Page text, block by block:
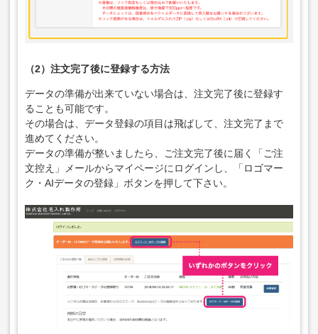
（2）注文完了後に登録する方法
データの準備が出来ていない場合は、注文完了後に登録す
ることも可能です。
その場合は、データ登録の項目は飛ばして、注文完了まで
進めてください。
データの準備が整いましたら、ご注文完了後に届く「ご注
文控え」メールからマイページにログインし、「ロゴマー
ク・AIデータの登録」ボタンを押して下さい。